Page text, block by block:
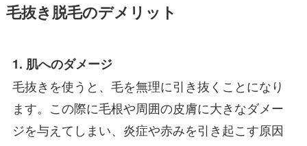
毛抜き脱毛のデメリット
1. 肌へのダメージ
毛抜きを使うと、毛を無理に引き抜くことになり
ます。この際に毛根や周囲の皮膚に大きなダメー
ジを与えてしまい、炎症や赤みを引き起こす原因